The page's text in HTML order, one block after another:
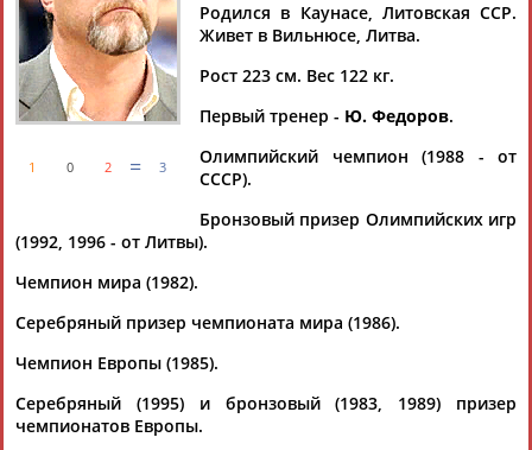
Дмитрий
АБАРЕНОВ
Тамилла
АБАСОВА
Рамазан
АБАЧАРАЕВ
АБАШИДЗЕ
БУЛАТОВА
АББЯСОВА
АБДИКАРИМОВААБДРАХМАНОВ
1 0 2 = 3
Родился в Каунасе, Литовская ССР.
Живет в Вильнюсе, Литва.
Рост 223 см. Вес 122 кг.
Первый тренер - Ю. Федоров.
Олимпийский чемпион (1988 - от
СССР).
Бронзовый призер Олимпийских игр
(1992, 1996 - от Литвы).
Чемпион мира (1982).
Серебряный призер чемпионата мира (1986).
Чемпион Европы (1985).
Серебряный (1995) и бронзовый (1983, 1989) призер
чемпионатов Европы.